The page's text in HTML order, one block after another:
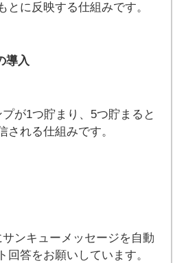
とに反映する仕組みです。
導入
が1つ貯まり、5つ貯まると
される仕組みです。
ンキューメッセージを自動
回答をお願いしています。